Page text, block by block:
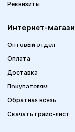
Реквизиты
Интернет-
Оптовый отдел
Оплата
Доставка
Покупателям
Обратная всязь
Скачать прайс-лист